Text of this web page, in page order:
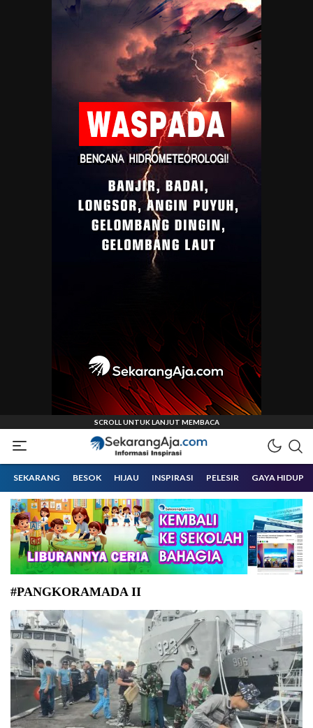
Sekarangaja
Informasi Inspirasi Malang Raya
SEKARANG BESOK HIJAU INSPIRASI PELESIR GAYA HIDUP
#PANGKORAMADA II
Prajurit Koarmada II menggelar aksi bersih-bersih dermaga di Daerah
Basis Angkatan Laut (DBAL) Koarmada II, Rabu (18/2/2026) kemarin.
(foto: Pen/2)